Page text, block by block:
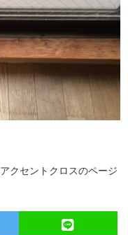
アクセントクロスのページ